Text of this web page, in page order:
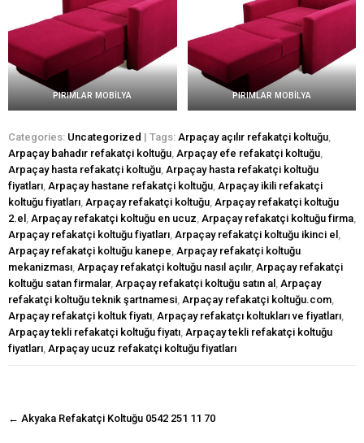
PIRIMLAR MOBİLYA PIRIMLAR MOBİLYA
Categories: Uncategorized | Tags: Arpaçay açılır refakatçi koltuğu
Arpaçay bahadır refakatçi koltuğu Arpaçay efe refakatçi koltuğu
Arpaçay hasta refakatçi koltuğu Arpaçay hasta refakatçi koltuğu
fiyatları Arpaçay hastane refakatçi koltuğu Arpaçay ikili refakatçi
koltuğu fiyatları Arpaçay refakatçi koltuğu Arpaçay refakatçi koltuğu
2.el
Arpaçay refakatçi koltuğu en ucuz Arpaçay refakatçi koltuğu firma
Arpaçay refakatçi koltuğu fiyatları Arpaçay refakatçi koltuğu ikinci el
Arpaçay refakatçi koltuğu kanepe Arpaçay refakatçi koltuğu
mekanizması Arpaçay refakatçi koltuğu nasıl açılır, Arpaçay refakatçi
koltuğu satan firmalar, Arpaçay refakatçi koltuğu satın al
Arpaçay
refakatçi koltuğu teknik şartnamesi Arpaçay refakatçi koltuğu.com
Arpaçay refakatçi koltuk fiyatı Arpaçay refakatçı koltukları ve fiyatları
Arpaçay tekli refakatçi koltuğu fiyatı Arpaçay tekli refakatçi koltuğu
fiyatları Arpaçay ucuz refakatçi koltuğu fiyatları
navigasyon
← Akyaka Refakatçi Koltuğu 0542 251 11 70